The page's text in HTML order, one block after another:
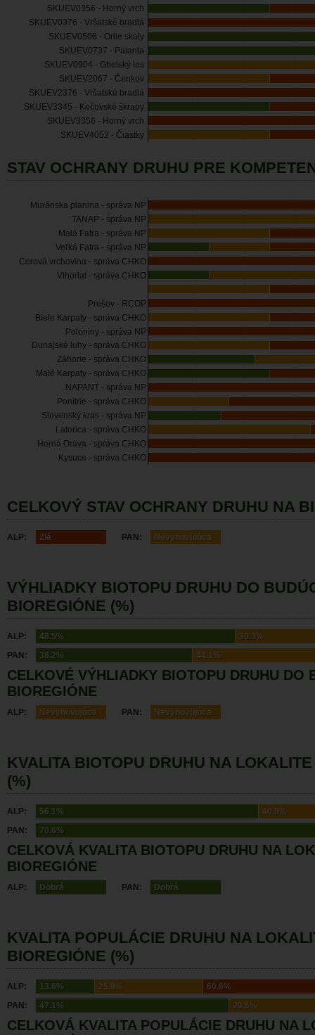
SKUEV0356 - Horný vrch
SKUEV0376 - Vršatské bradlá
SKUEV0506 - Orlie skaly
SKUEV0737 - Palanta
SKUEV0904 - Gbelský les
SKUEV2067 - Čenkov
SKUEV2376 - Vršatské bradlá
SKUEV3345 - Kečovské škrapy
SKUEV3356 - Horný vrch
SKUEV4052 - Čiastky
STAV OCHRANY DRUHU PRE
Muránska planina - správa NP
TANAP - správa NP
Malá Fatra - správa NP
Veľká Fatra - správa NP
Cerová vrchovina - správa CHKO
Vihorlat - správa CHKO
Prešov - RCOP
Biele Karpaty - správa CHKO
Poloniny - správa NP
Dunajské luhy - správa CHKO
Záhorie - správa CHKO
Malé Karpaty - správa CHKO
NAPANT - správa NP
Ponitrie - správa CHKO
Slovenský kras - správa NP
Latorica - správa CHKO
Horná Orava - správa CHKO
Kysuce - správa CHKO
CELKOVÝ STAV OCHRANY DRUHU NA
ALP: Zlá PAN: Nevyhovujúca
VÝHLIADKY BIOTOPU DRUHU DO
BIOREGIÓNE (%)
ALP: 48.5%
30.3%
PAN:
38.2% 44.1%
CELKOVÉ VÝHLIADKY BIOTOPU DRUHU DO
BIOREGIÓNE
ALP: Nevyhovujúca PAN: Nevyhovujúca
KVALITA BIOTOPU DRUHU NA
(%)
ALP: 56.1%
40.9%
PAN:
70.6%
CELKOVÁ KVALITA BIOTOPU DRUHU NA
BIOREGIÓNE
ALP: Dobrá PAN: Dobrá
KVALITA POPULÁCIE DRUHU NA
BIOREGIÓNE (%)
ALP: 13.6% 25.8%
60.6%
PAN:
47.1% 20.6%
CELKOVÁ KVALITA POPULÁCIE DRUHU NA